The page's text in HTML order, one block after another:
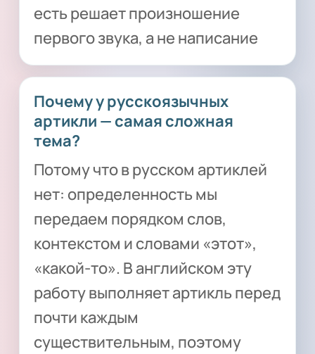
есть решает произношение
первого звука, а не написание
Почему у русскоязычных
артикли — самая сложная
тема?
Потому что в русском артиклей
нет: определенность мы
передаем порядком слов,
контекстом и словами «этот»,
«какой-то». В английском эту
работу выполняет артикль перед
почти каждым
существительным, поэтому